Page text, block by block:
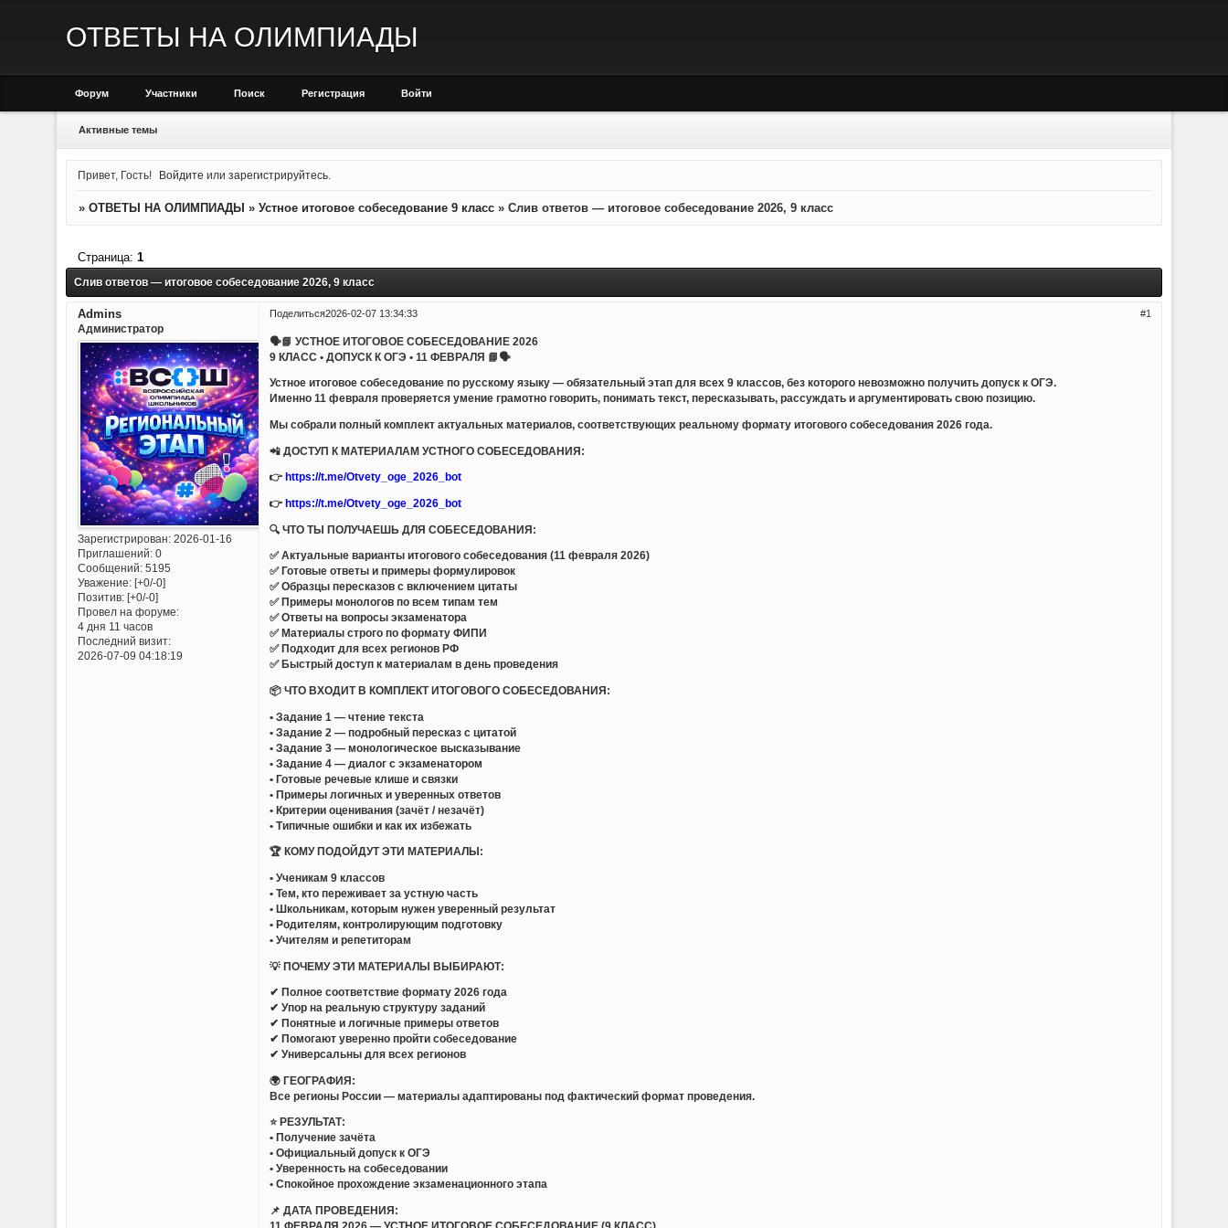
ОТВЕТЫ НА ОЛИМПИАДЫ
Форум Участники Поиск Регистрация Войти
Активные темы
Привет, Гость! Войдите илизарегистрируйтесь
» ОТВЕТЫ НА ОЛИМПИАДЫ » Устное итоговое собеседование 9 класс » Слив ответов — итоговое собеседование 2026, 9 класс
Слив ответов — итоговое собеседование 2026, 9 класс
Страница: 1
Поделиться 1
2026-02-07 13:34:33
Admins
Администратор
Зарегистрирован: 2026-01-16
Приглашений:0
Сообщений:5195
Уважение: [+0/-0]
Позитив: [+0/-0]
Провел на форуме:
4 дня 11 часов
Последний визит:
2026-07-09 04:18:19
🗣📘 УСТНОЕ ИТОГОВОЕ СОБЕСЕДОВАНИЕ 2026
9 КЛАСС • ДОПУСК К ОГЭ • 11 ФЕВРАЛЯ 📘🗣
Устное итоговое собеседование по русскому языку — обязательный этап для всех 9 классов, без которого невозможно получить допуск к ОГЭ.
Именно 11 февраля проверяется умение грамотно говорить, понимать текст, пересказывать, рассуждать и аргументировать свою позицию.
Мы собрали полный комплект актуальных материалов, соответствующих реальному формату итогового собеседования 2026 года.
📲 ДОСТУП К МАТЕРИАЛАМ УСТНОГО СОБЕСЕДОВАНИЯ:
👉 https://t.me/Otvety_oge_2026_bot
👉https://t.me/Otvety_oge_2026_bot
🔍 ЧТО ТЫ ПОЛУЧАЕШЬ ДЛЯ СОБЕСЕДОВАНИЯ:
✅ Актуальные варианты итогового собеседования (11 февраля 2026)
✅ Готовые ответы и примеры формулировок
✅ Образцы пересказов с включением цитаты
✅ Примеры монологов по всем типам тем
✅ Ответы на вопросы экзаменатора
✅ Материалы строго по формату ФИПИ
✅ Подходит для всех регионов РФ
✅ Быстрый доступ к материалам в день проведения
📦 ЧТО ВХОДИТ В КОМПЛЕКТ ИТОГОВОГО СОБЕСЕДОВАНИЯ:
• Задание 1 — чтение текста
• Задание 2 — подробный пересказ с цитатой
• Задание 3 — монологическое высказывание
• Задание 4 — диалог с экзаменатором
• Готовые речевые клише и связки
• Примеры логичных и уверенных ответов
• Критерии оценивания (зачёт / незачёт)
• Типичные ошибки и как их избежать
🏆 КОМУ ПОДОЙДУТ ЭТИ МАТЕРИАЛЫ:
• Ученикам 9 классов
• Тем, кто переживает за устную часть
• Школьникам, которым нужен уверенный результат
• Родителям, контролирующим подготовку
• Учителям и репетиторам
💡 ПОЧЕМУ ЭТИ МАТЕРИАЛЫ ВЫБИРАЮТ:
✔ Полное соответствие формату 2026 года
✔ Упор на реальную структуру заданий
✔ Понятные и логичные примеры ответов
✔ Помогают уверенно пройти собеседование
✔ Универсальны для всех регионов
🌍 ГЕОГРАФИЯ:
Все регионы России — материалы адаптированы под фактический формат проведения.
⭐ РЕЗУЛЬТАТ:
• Получение зачёта
• Официальный допуск к ОГЭ
• Уверенность на собеседовании
• Спокойное прохождение экзаменационного этапа
📌 ДАТА ПРОВЕДЕНИЯ: